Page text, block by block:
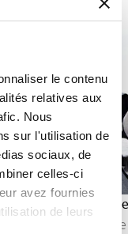
le contenu
relatives aux
Nous
sur l'utilisation de
sociaux, de
celles-ci
avez fournies
de leursPhase
La